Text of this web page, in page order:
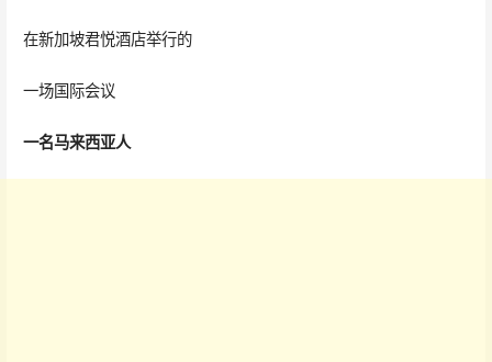
在新加坡君悦酒店举行的
一场国际会议
一名马来西亚人